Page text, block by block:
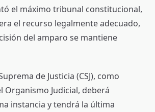
el máximo tribunal constitucional,
el recurso legalmente adecuado,
del amparo se mantiene
de Justicia (CSJ), como
Organismo Judicial, deberá
instancia y tendrá la última